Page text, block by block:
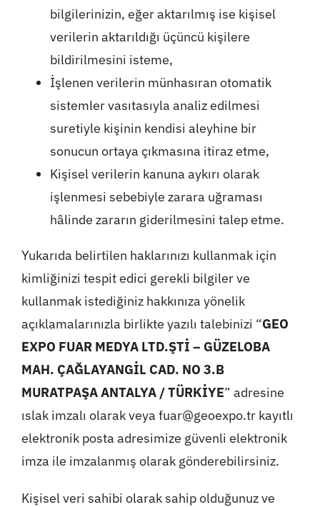
bilgilerinizin, eğer aktarılmış ise kişisel
verilerin aktarıldığı üçüncü kişilere
bildirilmesini isteme,
İşlenen verilerin münhasıran otomatik
sistemler vasıtasıyla analiz edilmesi
suretiyle kişinin kendisi aleyhine bir
sonucun ortaya çıkmasına itiraz etme,
Kişisel verilerin kanuna aykırı olarak
işlenmesi sebebiyle zarara uğraması
hâlinde zararın giderilmesini talep etme.
Yukarıda belirtilen haklarınızı kullanmak için
kimliğinizi tespit edici gerekli bilgiler ve
kullanmak istediğiniz hakkınıza yönelik
açıklamalarınızla birlikte yazılı talebinizi “GEO
EXPO FUAR MEDYA LTD.ŞTİ – GÜZELOBA
MAH. ÇAĞLAYANGİL CAD. NO 3.B
MURATPAŞA ANTALYA / TÜRKİYE” adresine
ıslak imzalı olarak veya fuar@geoexpo.tr kayıtlı
elektronik posta adresimize güvenli elektronik
imza ile imzalanmış olarak gönderebilirsiniz.
Kişisel veri sahibi olarak sahip olduğunuz ve